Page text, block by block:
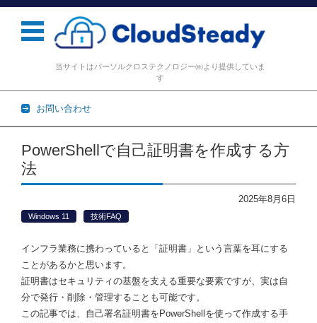
当サイトはパーソルクロステクノロジー㈱より提供していま
す
お問い合わせ
コンテンツに移動
PowerShellで自己証明書を作成する方
法
2025年8月6日
Windows 11 技術FAQ
インフラ業務に携わっていると「証明書」という言葉を耳にする
ことがあるかと思います。
証明書はセキュリティの基盤を支える重要な要素ですが、実は自
分で発行・削除・管理することも可能です。
この記事では、自己署名証明書をPowerShellを使って作成する手